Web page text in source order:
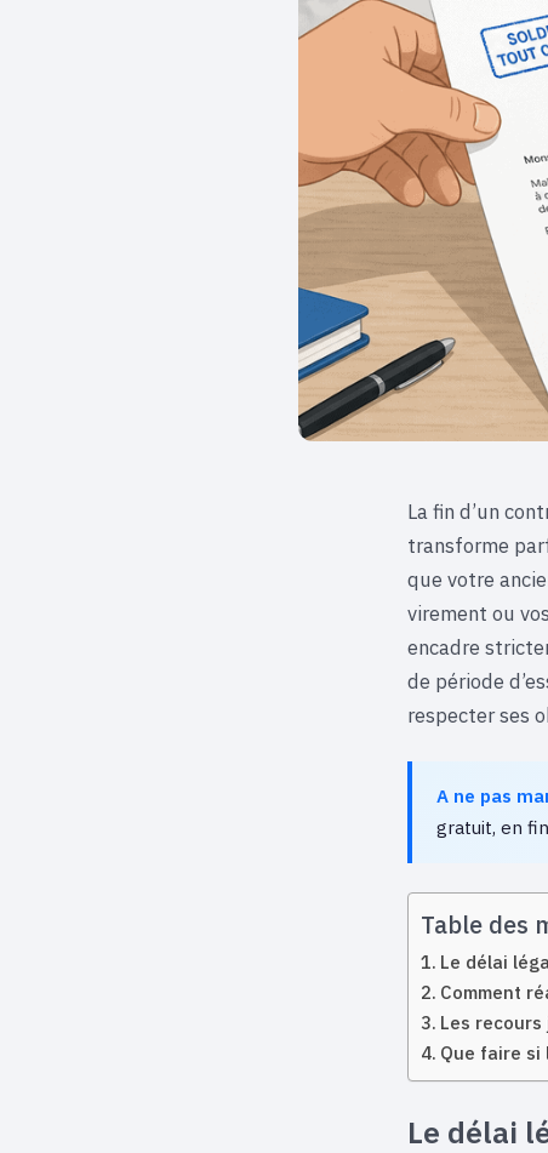
La fin d’un
transforme
que votre
virement ou
encadre
de période
respecter ses
A ne pas
gratuit, en
Table des
Le délai
Comment
Les recours
Que faire si
Le délai